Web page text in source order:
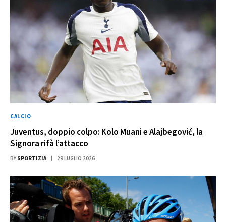
CALCIO
Juventus, doppio colpo: Kolo Muani e Alajbegović, la
Signora rifà l’attacco
BY SPORTIZIA 29 LUGLIO 2026